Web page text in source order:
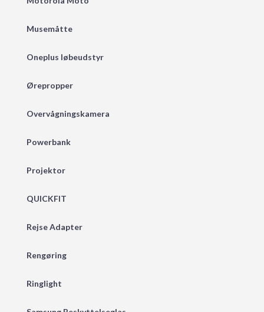
Musemåtte
Oneplus løbeudstyr
Ørepropper
Overvågningskamera
Powerbank
Projektor
QUICKFIT
Rejse Adapter
Rengøring
Ringlight